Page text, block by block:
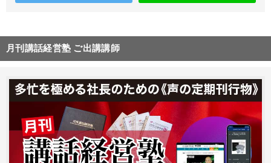
月刊講話経営塾 ご出講講師